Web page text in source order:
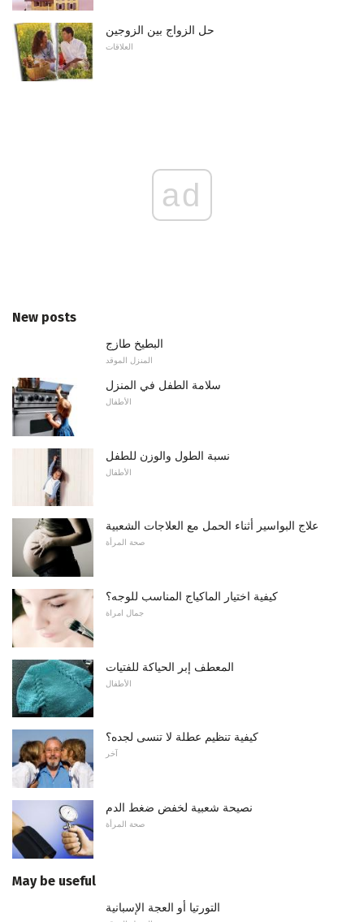
حل الزواج بين الزوجين
العلاقات
ad
New posts
البطيخ طازج
المنزل الموقد
سلامة الطفل في المنزل
الأطفال
نسبة الطول والوزن للطفل
الأطفال
علاج البواسير أثناء الحمل مع العلاجات الشعبية
صحة المرأة
كيفية اختيار الماكياج المناسب للوجه؟
جمال امراة
المعطف إبر الحياكة للفتيات
الأطفال
كيفية تنظيم عطلة لا تنسى لجده؟
آخر
نصيحة شعبية لخفض ضغط الدم
صحة المرأة
May be useful
التورتيا أو العجة الإسبانية